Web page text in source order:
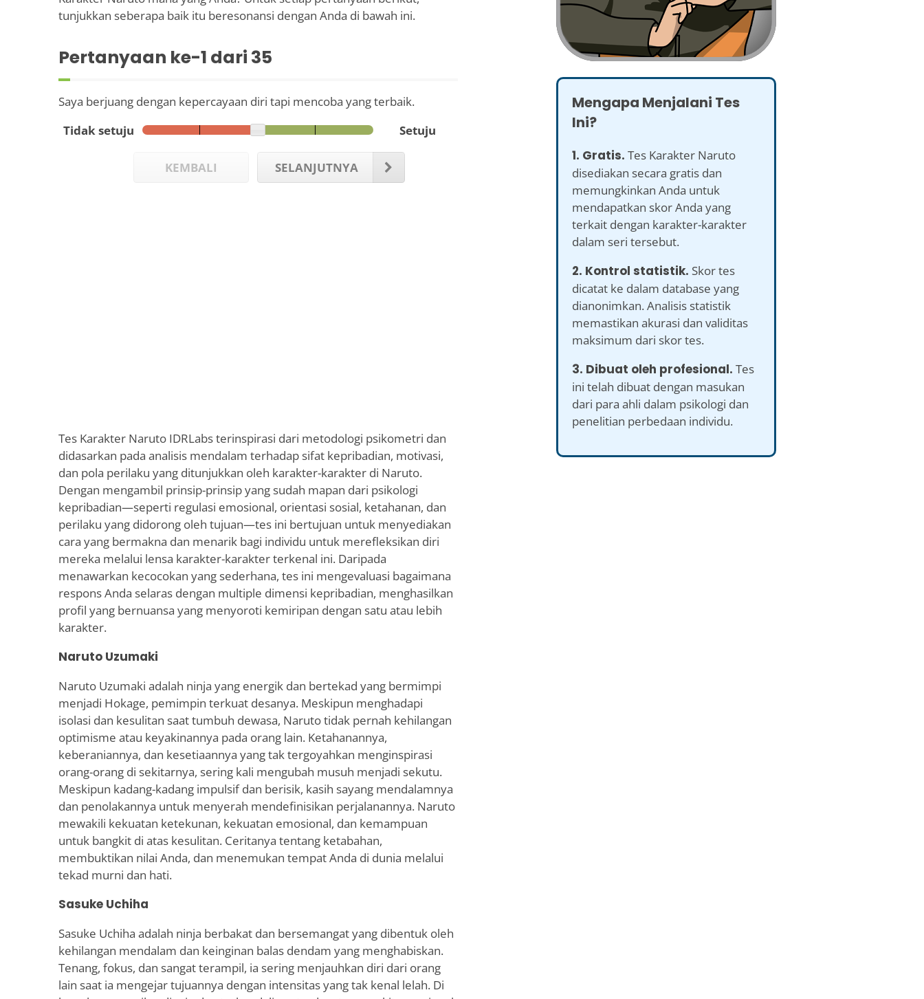
tunjukkan seberapa baik itu beresonansi dengan Anda di bawah ini.
Pertanyaan ke-1 dari 35
Saya berjuang dengan kepercayaan diri tapi mencoba yang terbaik.
Tidak setuju
Setuju
KEMBALI SELANJUTNYA
Tes Karakter Naruto IDRLabs terinspirasi dari metodologi psikometri dan
didasarkan pada analisis mendalam terhadap sifat kepribadian, motivasi,
dan pola perilaku yang ditunjukkan oleh karakter-karakter di Naruto.
Dengan mengambil prinsip-prinsip yang sudah mapan dari psikologi
kepribadian—seperti regulasi emosional, orientasi sosial, ketahanan, dan
perilaku yang didorong oleh tujuan—tes ini bertujuan untuk menyediakan
cara yang bermakna dan menarik bagi individu untuk merefleksikan diri
mereka melalui lensa karakter-karakter terkenal ini. Daripada
menawarkan kecocokan yang sederhana, tes ini mengevaluasi bagaimana
respons Anda selaras dengan multiple dimensi kepribadian, menghasilkan
profil yang bernuansa yang menyoroti kemiripan dengan satu atau lebih
karakter.
Naruto Uzumaki
Naruto Uzumaki adalah ninja yang energik dan bertekad yang bermimpi
menjadi Hokage, pemimpin terkuat desanya. Meskipun menghadapi
isolasi dan kesulitan saat tumbuh dewasa, Naruto tidak pernah kehilangan
optimisme atau keyakinannya pada orang lain. Ketahanannya,
keberaniannya, dan kesetiaannya yang tak tergoyahkan menginspirasi
orang-orang di sekitarnya, sering kali mengubah musuh menjadi sekutu.
Meskipun kadang-kadang impulsif dan berisik, kasih sayang mendalamnya
dan penolakannya untuk menyerah mendefinisikan perjalanannya. Naruto
mewakili kekuatan ketekunan, kekuatan emosional, dan kemampuan
untuk bangkit di atas kesulitan. Ceritanya tentang ketabahan,
membuktikan nilai Anda, dan menemukan tempat Anda di dunia melalui
tekad murni dan hati.
Sasuke Uchiha
Sasuke Uchiha adalah ninja berbakat dan bersemangat yang dibentuk oleh
kehilangan mendalam dan keinginan balas dendam yang menghabiskan.
Tenang, fokus, dan sangat terampil, ia sering menjauhkan diri dari orang
lain saat ia mengejar tujuannya dengan intensitas yang tak kenal lelah. Di
Mengapa Menjalani Tes
Ini?
1. Gratis. Tes Karakter Naruto
disediakan secara gratis dan
memungkinkan Anda untuk
mendapatkan skor Anda yang
terkait dengan karakter-karakter
dalam seri tersebut.
2. Kontrol statistik. Skor tes
dicatat ke dalam database yang
dianonimkan. Analisis statistik
memastikan akurasi dan validitas
maksimum dari skor tes.
3. Dibuat oleh profesional. Tes
ini telah dibuat dengan masukan
dari para ahli dalam psikologi dan
penelitian perbedaan individu.